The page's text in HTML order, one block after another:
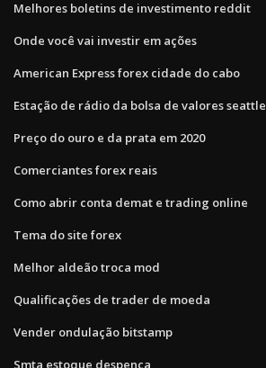
Melhores boletins de investimento reddit
Onde você vai investir em ações
American Express forex cidade do cabo
Estação de rádio da bolsa de valores seattle
Preço do ouro e da prata em 2020
Comerciantes forex reais
Como abrir conta demat e trading online
Tema do site forex
Melhor aldeão troca mod
Qualificações de trader de moeda
Vender ondulação bitstamp
Smta estoque despenca